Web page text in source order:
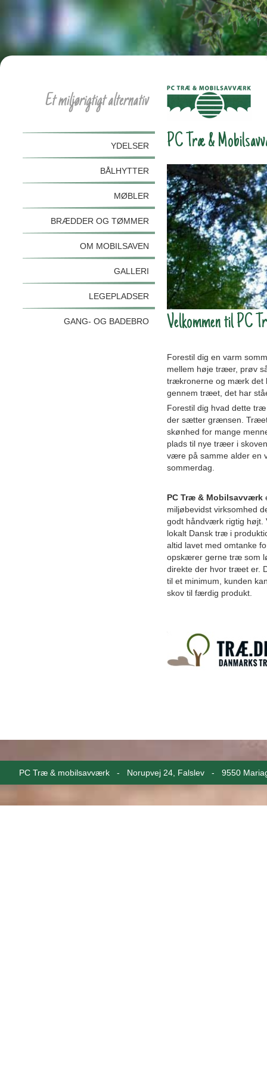
Et miljørigtigt alternativ
YDELSER
BÅLHYTTER
MØBLER
BRÆDDER OG TØMMER
OM MOBILSAVEN
GALLERI
LEGEPLADSER
GANG- OG BADEBRO
PC Træ &
Velkommen til PC
Forestil dig en varm
mellem høje træer, prøv
trækronerne og mærk det
gennem træet, det har
Forestil dig hvad dette
der sætter grænsen.
skønhed for mange
plads til nye træer i
være på samme alder en
sommerdag.
PC Træ & Mobilsavværk
miljøbevidst virksomhed
godt håndværk rigtig højt.
lokalt Dansk træ i
altid lavet med omtanke
opskærer gerne træ som
direkte der hvor træet er.
til et minimum, kunden
skov til færdig produkt.
PC Træ & mobilsavværk - Norupvej 24, Falslev - 9550